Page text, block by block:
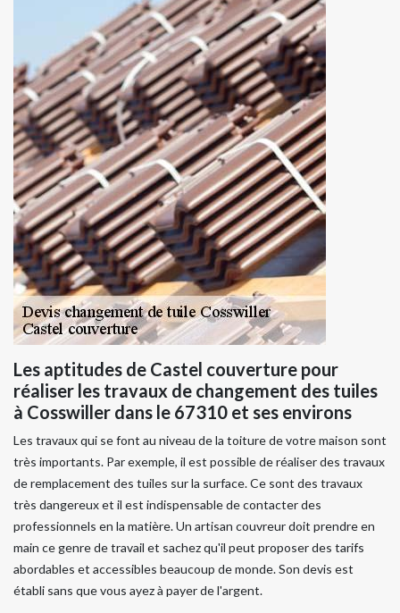
Les aptitudes de Castel couverture pour
réaliser les travaux de changement des tuiles
à Cosswiller dans le 67310 et ses environs
Les travaux qui se font au niveau de la toiture de votre maison sont
très importants. Par exemple, il est possible de réaliser des travaux
de remplacement des tuiles sur la surface. Ce sont des travaux
très dangereux et il est indispensable de contacter des
professionnels en la matière. Un artisan couvreur doit prendre en
main ce genre de travail et sachez qu'il peut proposer des tarifs
abordables et accessibles beaucoup de monde. Son devis est
établi sans que vous ayez à payer de l'argent.